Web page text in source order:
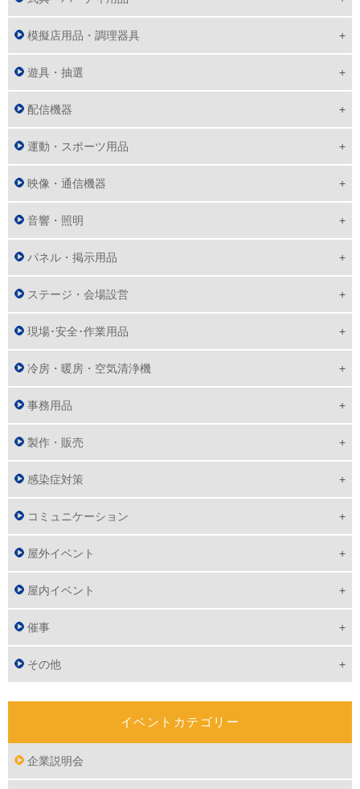
模擬店用品・調理器具
遊具・抽選
配信機器
運動・スポーツ用品
映像・通信機器
音響・照明
パネル・掲示用品
ステージ・会場設営
現場･安全･作業用品
冷房・暖房・空気清浄機
事務用品
製作・販売
感染症対策
コミュニケーション
屋外イベント
屋内イベント
催事
その他
イベントカテゴリー
企業説明会